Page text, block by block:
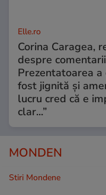
Elle.ro
Corina Caragea,
despre
Prezentatoarea
fost jignită și
lucru cred că e
clar...”
MONDEN
Stiri Mondene